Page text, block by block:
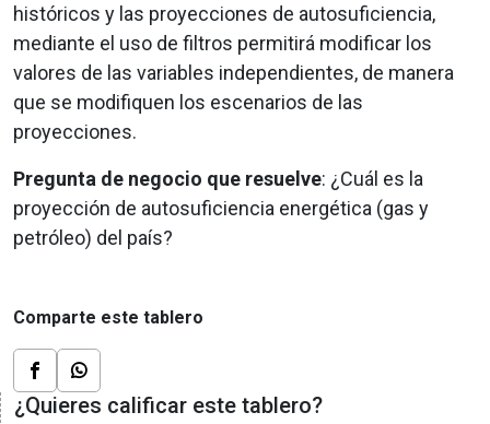
históricos y las proyecciones de autosuficiencia,
mediante el uso de filtros permitirá modificar los
valores de las variables independientes, de manera
que se modifiquen los escenarios de las
proyecciones.
Pregunta de negocio que resuelve: ¿Cuál es la
proyección de autosuficiencia energética (gas y
petróleo) del país?
Comparte este tablero
¿Quieres calificar este tablero?